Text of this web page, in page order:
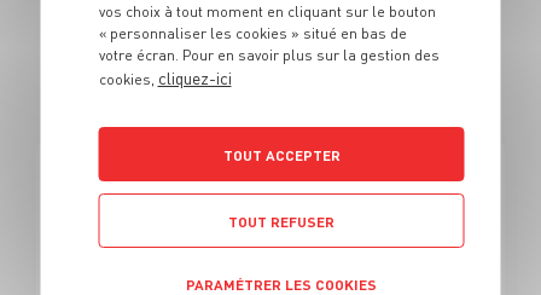
179 OFFRES
EN VENDEUR ÉPICERIES
ÉPICERIES D'ICI ET D'AILLEURS
EMPLOYE DE RAYON EPICERIE H/F
Saint-André-les-Vergers (10)
vos choix à tout moment en cliquant sur le bouton
« personnaliser les cookies » situé en bas de
votre écran. Pour en savoir plus sur la gestion des
cookies, cliquez-ici
TOUT ACCEPTER
TOUT REFUSER
PARAMÉTRER LES COOKIES